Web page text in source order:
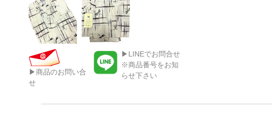
▶商品のお問い合
せ
▶LINEでお問合せ
※商品番号をお知
らせ下さい